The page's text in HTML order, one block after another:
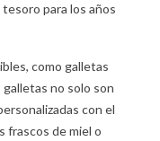
para los años
como galletas
no solo son
con el
frascos de miel o